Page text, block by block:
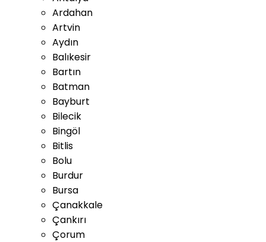
Ardahan
Artvin
Aydın
Balıkesir
Bartın
Batman
Bayburt
Bilecik
Bingöl
Bitlis
Bolu
Burdur
Bursa
Çanakkale
Çankırı
Çorum